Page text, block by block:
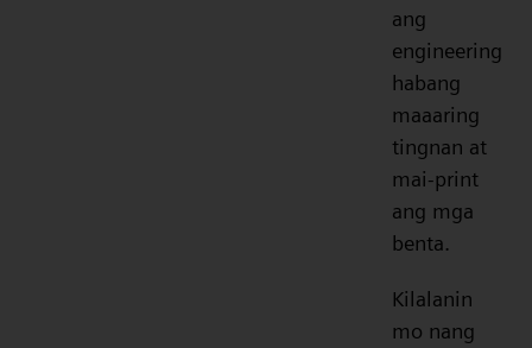
ang
engineering
habang
maaaring
tingnan at
mai-print
ang mga
benta.
Kilalanin
mo nang